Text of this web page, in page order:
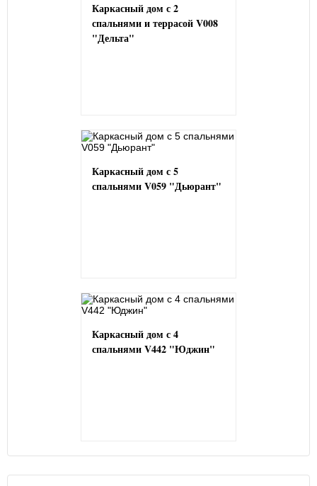
Каркасный дом с 2
спальнями и террасой V008
"Дельта"
Каркасный дом с 5
спальнями V059 "Дьюрант"
Каркасный дом с 4
спальнями V442 "Юджин"